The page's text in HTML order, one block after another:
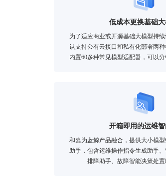
低成本更换基础大
为了适应商业或开源基础大模型持
认支持公有云接口和私有化部署两种
内置60多种常见模型适配器，可以
开箱即用的运维
和嘉为蓝鲸产品融合，提供大小模
助手，包含运维操作指令生成助手
排障助手、故障智能决策处